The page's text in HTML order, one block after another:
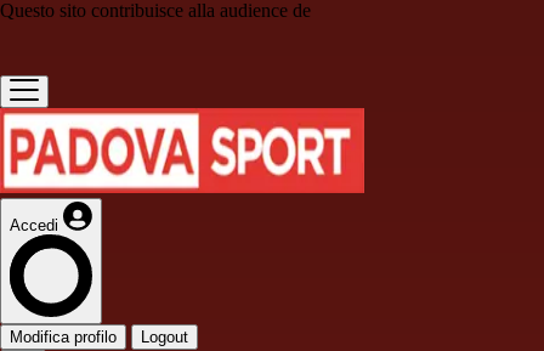
Questo sito contribuisce alla audience de
Accedi
Modifica profilo Logout